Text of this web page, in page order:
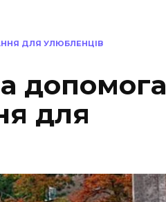
ДЛЯ УЛЮБЛЕНЦІВ
допомога
для